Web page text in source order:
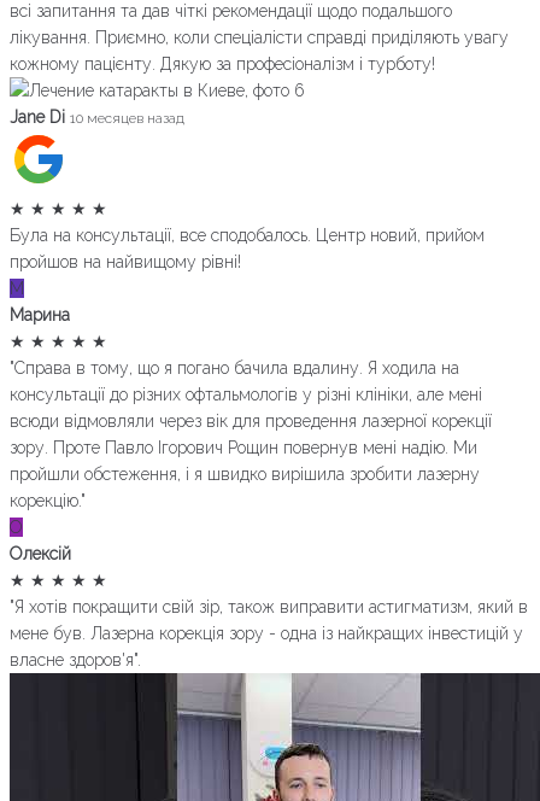
всі запитання та дав чіткі рекомендації щодо подальшого
лікування. Приємно, коли спеціалісти справді приділяють увагу
кожному пацієнту. Дякую за професіоналізм і турботу!
Jane Di 10 месяцев назад
★ ★ ★ ★ ★
Була на консультації, все сподобалось. Центр новий, прийом
пройшов на найвищому рівні!
М
Марина
★ ★ ★ ★ ★
"Справа в тому, що я погано бачила вдалину. Я ходила на
консультації до різних офтальмологів у різні клініки, але мені
всюди відмовляли через вік для проведення лазерної корекції
зору. Проте Павло Ігорович Рощин повернув мені надію. Ми
пройшли обстеження, і я швидко вирішила зробити лазерну
корекцію."
О
Олексій
★ ★ ★ ★ ★
"Я хотів покращити свій зір, також виправити астигматизм, який в
мене був. Лазерна корекція зору - одна із найкращих інвестицій у
власне здоров'я".